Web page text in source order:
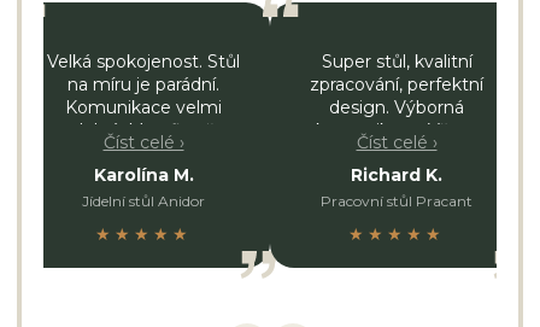
Velká spokojenost. Stůl
na míru je parádní.
Komunikace velmi
dobrá. Moc firmě
fandím.
Číst celé ›
Karolína M.
Jídelní stůl Anidor
★★★★★
Super stůl, kvalitní
zpracování, perfektní
design. Výborná
komunikace. Všem
můžu jen doporučit.
Číst celé ›
Richard K.
Pracovní stůl Pracant
★★★★★